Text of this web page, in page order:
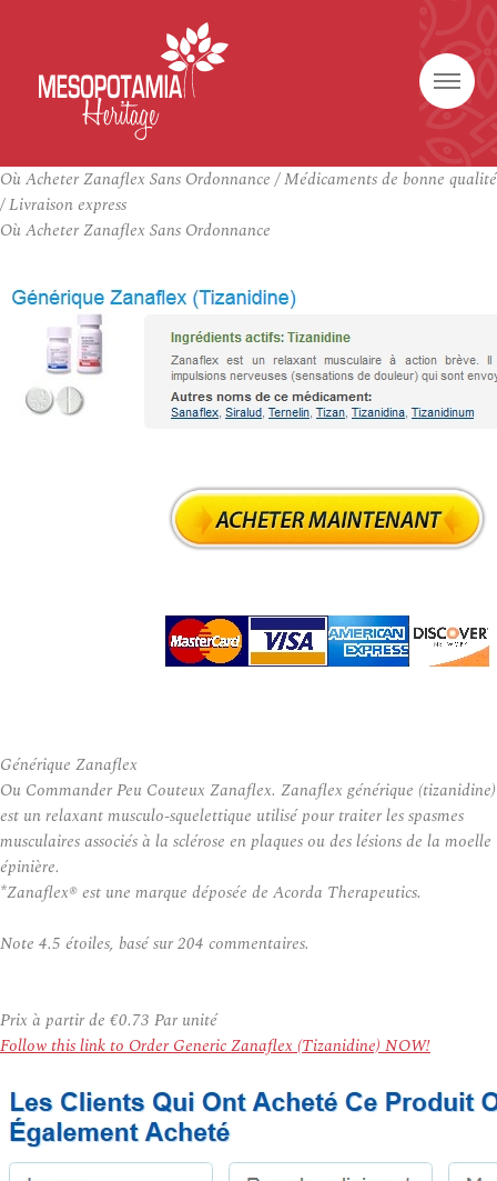
Où Acheter Zanaflex Sans Ordonnance / Médicaments de bonne qualité
/ Livraison express
Où Acheter Zanaflex Sans Ordonnance
Générique Zanaflex
Ou Commander Peu Couteux Zanaflex. Zanaflex générique (tizanidine)
est un relaxant musculo-squelettique utilisé pour traiter les spasmes
musculaires associés à la sclérose en plaques ou des lésions de la moelle
épinière.
*Zanaflex® est une marque déposée de Acorda Therapeutics.
Note 4.5 étoiles, basé sur204 commentaires.
Prix à partir de €0.73 Par unité
Follow this link to Order Generic Zanaflex (Tizanidine) NOW!